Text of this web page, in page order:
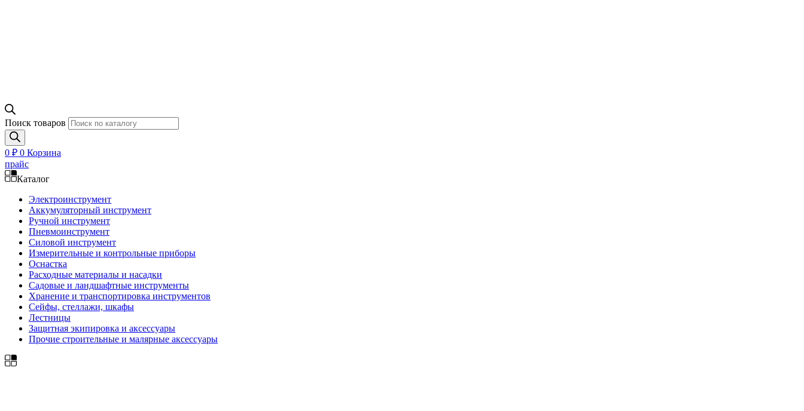
Поиск товаров
0 ₽ 0 Корзина
прайс
Каталог
Электроинструмент
Аккумуляторный инструмент
Ручной инструмент
Пневмоинструмент
Силовой инструмент
Измерительные и контрольные приборы
Оснастка
Расходные материалы и насадки
Садовые и ландшафтные инструменты
Хранение и транспортировка инструментов
Сейфы, стеллажи, шкафы
Лестницы
Защитная экипировка и аксессуары
Прочие строительные и малярные аксессуары